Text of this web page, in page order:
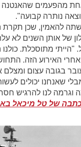
מהפעמים שהאנטנה
נותרה קבועה".
להאמין, שכן תקרת
של אותן השנים לא
רגל. "הייתי מתוסכלת. כולנו
האירוע הזה.
בגובה עצום ומצלם
שאנחנו יכולים
וגרמה לנו להרגיש
של טל מיכאל